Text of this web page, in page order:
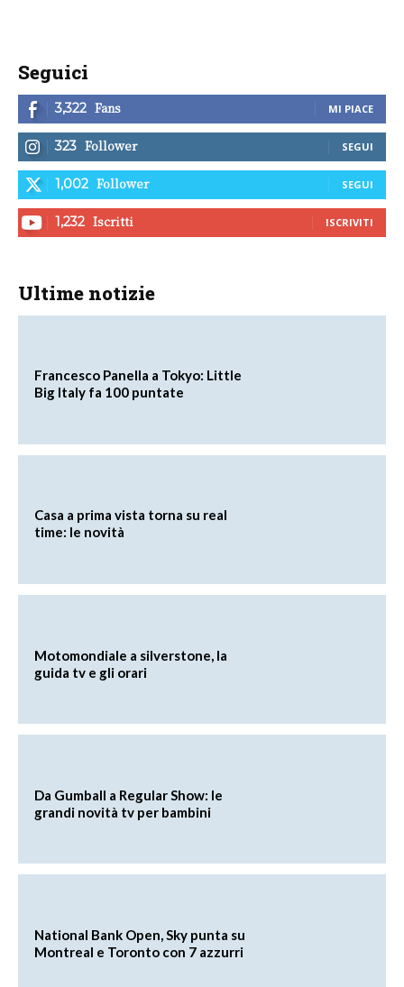
Seguici
3,322 Fans MI PIACE
323 Follower SEGUI
1,002 Follower SEGUI
1,232 Iscritti ISCRIVITI
Ultime notizie
Francesco Panella a Tokyo: Little
Big Italy fa 100 puntate
Casa a prima vista torna su real
time: le novità
Motomondiale a silverstone, la
guida tv e gli orari
Da Gumball a Regular Show: le
grandi novità tv per bambini
National Bank Open, Sky punta su
Montreal e Toronto con 7 azzurri